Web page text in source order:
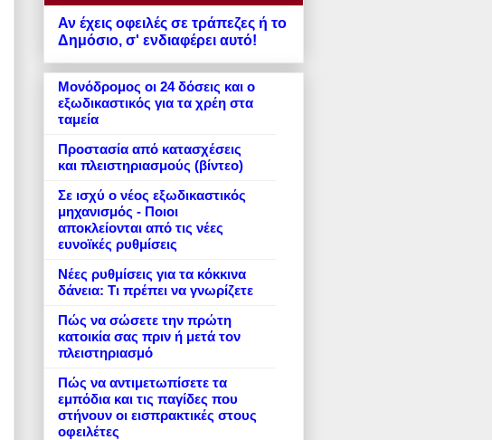
Αν έχεις οφειλές σε τράπεζες ή το
Δημόσιο, σ' ενδιαφέρει αυτό!
Μονόδρομος οι 24 δόσεις και ο
εξωδικαστικός για τα χρέη στα
ταμεία
Προστασία από κατασχέσεις
και πλειστηριασμούς (βίντεο)
Σε ισχύ ο νέος εξωδικαστικός
μηχανισμός - Ποιοι
αποκλείονται από τις νέες
ευνοϊκές ρυθμίσεις
Νέες ρυθμίσεις για τα κόκκινα
δάνεια: Τι πρέπει να γνωρίζετε
Πώς να σώσετε την πρώτη
κατοικία σας πριν ή μετά τον
πλειστηριασμό
Πώς να αντιμετωπίσετε τα
εμπόδια και τις παγίδες που
στήνουν οι εισπρακτικές στους
οφειλέτες